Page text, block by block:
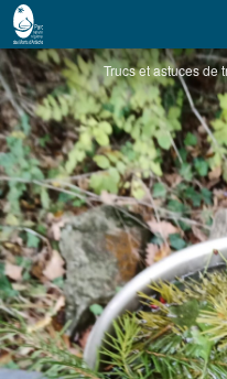
Trucs et astuces de